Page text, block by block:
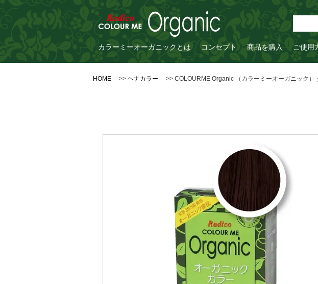
カラーミーオーガニックとは コンセプト 商品を購入 ご使用
HOME >> ヘナカラー >> COLOURME Organic （カラーミーオーガニック）